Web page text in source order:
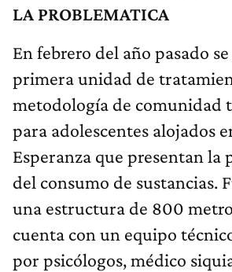
LA PROBLEMATICA
En febrero del año pasado
primera unidad de
metodología de comunidad
para adolescentes alojados
Esperanza que presentan la
del consumo de sustancias.
una estructura de 800
cuenta con un equipo
por psicólogos, médico